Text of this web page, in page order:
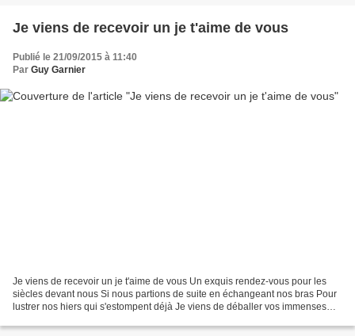
Je viens de recevoir un je t'aime de vous
Publié le 21/09/2015 à 11:40
Par Guy Garnier
Je viens de recevoir un je t'aime de vous Un exquis rendez-vous pour les
siècles devant nous Si nous partions de suite en échangeant nos bras Pour
lustrer nos hiers qui s'estompent déjà Je viens de déballer vos immenses